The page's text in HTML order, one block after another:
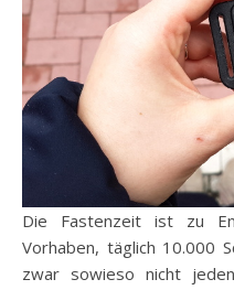
Die Fastenzeit ist zu
Vorhaben, täglich 10.000
zwar sowieso nicht